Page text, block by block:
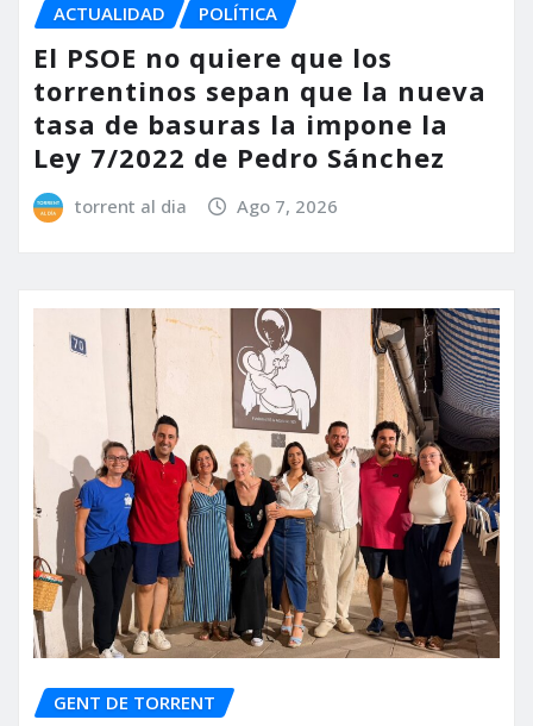
ACTUALIDAD POLÍTICA
El PSOE no quiere que los
torrentinos sepan que la nueva
tasa de basuras la impone la
Ley 7/2022 de Pedro Sánchez
torrent al dia Ago 7, 2026
GENT DE TORRENT